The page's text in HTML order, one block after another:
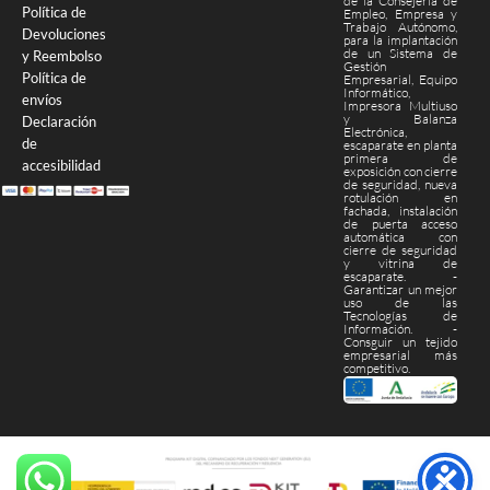
Política de
Devoluciones
y Reembolso
Política de
envíos
Declaración
de
accesibilidad
Empleo, Empresa y
Trabajo Autónomo,
para la implantación
de un Sistema de
Gestión
Empresarial, Equipo
Informático,
Impresora Multiuso
y Balanza
Electrónica,
escaparate en planta
primera de
exposición con cierre
de seguridad, nueva
rotulación en
fachada, instalación
de puerta acceso
automática con
cierre de seguridad
y vitrina de
escaparate. -
Garantizar un mejor
uso de las
Tecnologías de
Información. -
Consguir un tejido
empresarial más
competitivo.